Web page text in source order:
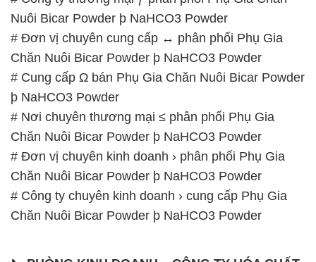
– 0933.920.505 – 028.3504.5555
– 028.3756.1835 – 028.3756.1840 –
028.3756.1841- 028.3756.1842
– 0932.660.696 – 0901.326.566 – 0906.387.866 –
0902.765.866
📧 Email: hoachat@dactruongphat.vn
GIỜ LÀM VIỆC TẠI CÔNG TY HÓA CHẤT ĐẮC
TRƯỜNG PHÁT
Thời gian làm việctại Hóa Chất Đắc Trường Phát
được tổ chức như sau: